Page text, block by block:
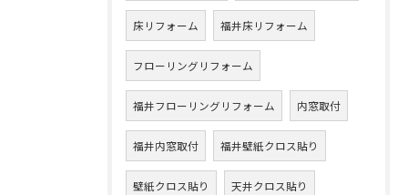
床リフォーム 福井床リフォーム
フローリングリフォーム
福井フローリングリフォーム 内窓取付
福井内窓取付 福井壁紙クロス貼り
壁紙クロス貼り 天井クロス貼り